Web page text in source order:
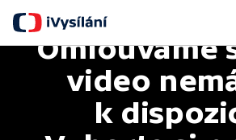
Omlouváme
video
k